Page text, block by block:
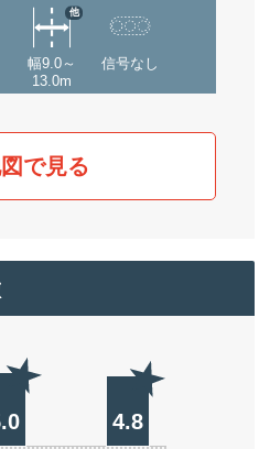
幅9.0～
13.0m
他
信号なし
で見る
4.8